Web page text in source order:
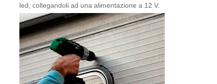
led, collegandoli ad una alimentazione a 12 V.